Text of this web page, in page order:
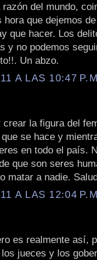
del mundo,
que dejemos
que hacer. Los
y no podemos
Un abzo.
A LAS 10:47
la figura del
se hace y
en todo el país.
que son seres
matar a nadie.
A LAS 12:04
es realmente así,
jueces y los